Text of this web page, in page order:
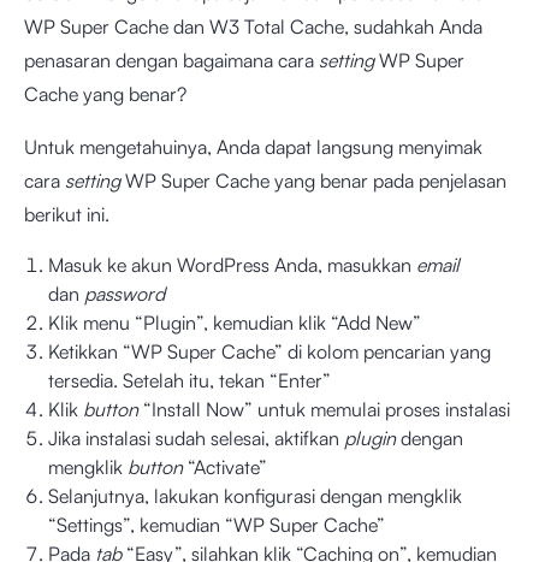
WP Super Cache dan W3 Total Cache, sudahkah Anda
penasaran dengan bagaimana cara settingWP Super
Cache yang benar?
Untuk mengetahuinya, Anda dapat langsung menyimak
cara settingWP Super Cache yang benar pada penjelasan
berikut ini.
Masuk ke akun WordPress Anda, masukkan email
dan password
Klik menu “Plugin”, kemudian klik “Add New”
Ketikkan “WP Super Cache” di kolom pencarian yang
tersedia. Setelah itu, tekan “Enter”
Klik button“Install Now” untuk memulai proses instalasi
Jika instalasi sudah selesai, aktifkan plugindengan
mengklik button“Activate”
Selanjutnya, lakukan konfigurasi dengan mengklik
“Settings”, kemudian “WP Super Cache”
Pada tab“Easy”, silahkan klik “Caching on”, kemudian